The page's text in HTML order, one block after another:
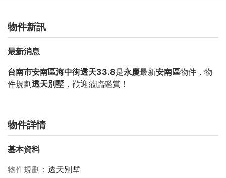
物件新訊
最新消息
台南市安南區海中街透天33.8是永慶最新安南區物件，物
件規劃透天別墅 ，歡迎蒞臨鑑賞！
物件詳情
基本資料
物件規劃
透天別墅